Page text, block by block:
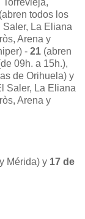
(abren todos los
Saler, La Eliana
Arena y
- 21 (abren
09h. a 15h.),
de Orihuela) y
Saler, La Eliana
Arena y
Mérida) y 17 de